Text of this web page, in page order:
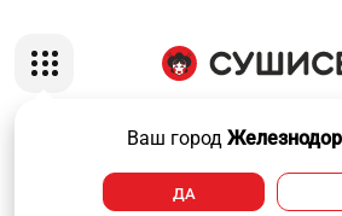
Ваш город
ДА
Открытие